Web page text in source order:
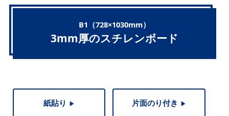
B1（728×1030mm）
3mm厚のスチレンボード
紙貼り ▶︎ 片面のり付き ▶︎